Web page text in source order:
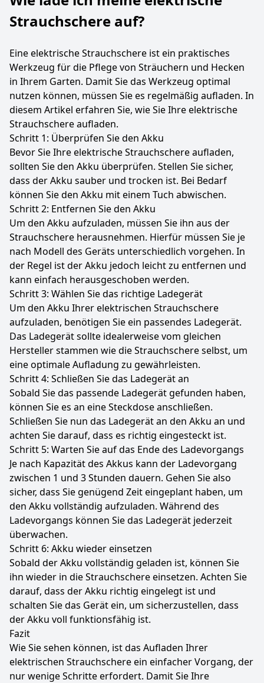
Strauchschere auf?
Eine elektrische Strauchschere ist ein praktisches
Werkzeug für die Pflege von Sträuchern und Hecken
in Ihrem Garten. Damit Sie das Werkzeug optimal
nutzen können, müssen Sie es regelmäßig aufladen. In
diesem Artikel erfahren Sie, wie Sie Ihre elektrische
Strauchschere aufladen.
Schritt 1: Überprüfen Sie den Akku
Bevor Sie Ihre elektrische Strauchschere aufladen,
sollten Sie den Akku überprüfen. Stellen Sie sicher,
dass der Akku sauber und trocken ist. Bei Bedarf
können Sie den Akku mit einem Tuch abwischen.
Schritt 2: Entfernen Sie den Akku
Um den Akku aufzuladen, müssen Sie ihn aus der
Strauchschere herausnehmen. Hierfür müssen Sie je
nach Modell des Geräts unterschiedlich vorgehen. In
der Regel ist der Akku jedoch leicht zu entfernen und
kann einfach herausgeschoben werden.
Schritt 3: Wählen Sie das richtige Ladegerät
Um den Akku Ihrer elektrischen Strauchschere
aufzuladen, benötigen Sie ein passendes Ladegerät.
Das Ladegerät sollte idealerweise vom gleichen
Hersteller stammen wie die Strauchschere selbst, um
eine optimale Aufladung zu gewährleisten.
Schritt 4: Schließen Sie das Ladegerät an
Sobald Sie das passende Ladegerät gefunden haben,
können Sie es an eine Steckdose anschließen.
Schließen Sie nun das Ladegerät an den Akku an und
achten Sie darauf, dass es richtig eingesteckt ist.
Schritt 5: Warten Sie auf das Ende des Ladevorgangs
Je nach Kapazität des Akkus kann der Ladevorgang
zwischen 1 und 3 Stunden dauern. Gehen Sie also
sicher, dass Sie genügend Zeit eingeplant haben, um
den Akku vollständig aufzuladen. Während des
Ladevorgangs können Sie das Ladegerät jederzeit
überwachen.
Schritt 6: Akku wieder einsetzen
Sobald der Akku vollständig geladen ist, können Sie
ihn wieder in die Strauchschere einsetzen. Achten Sie
darauf, dass der Akku richtig eingelegt ist und
schalten Sie das Gerät ein, um sicherzustellen, dass
der Akku voll funktionsfähig ist.
Fazit
Wie Sie sehen können, ist das Aufladen Ihrer
elektrischen Strauchschere ein einfacher Vorgang, der
nur wenige Schritte erfordert. Damit Sie Ihre